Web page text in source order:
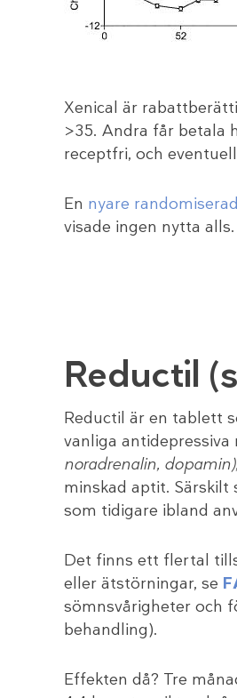
Xenical är
>35. Andra får betala
receptfri, och
En nyare
visade ingen nytta
Reductil
Reductil är en tablett
vanliga antidepressiva
noradrenalin, dopamin),
minskad aptit.
som tidigare ibland
Det finns ett flertal
eller ätstörningar, se
sömnsvårigheter och
behandling).
Effekten då? Tre